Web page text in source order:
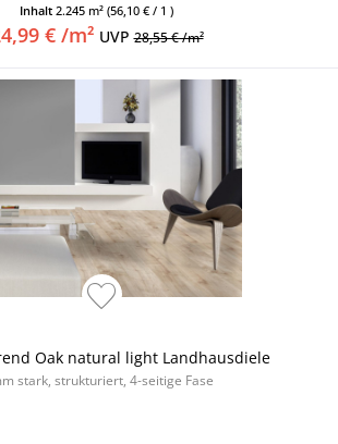
Inhalt 2.245 m² (56,10 € / 1 )
€ /m² UVP28,55 € /m²
Oak natural light Landhausdiele
stark, strukturiert, 4-seitige Fase